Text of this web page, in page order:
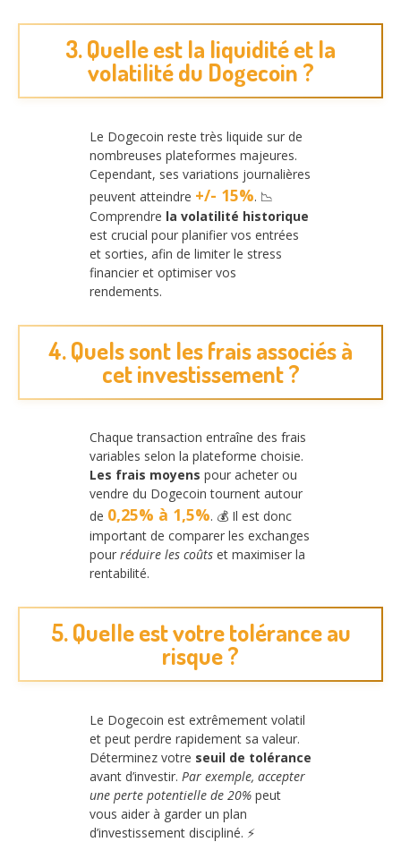
3. Quelle est la liquidité et la
volatilité du Dogecoin ?
Le Dogecoin reste très liquide sur de
nombreuses plateformes majeures.
Cependant, ses variations journalières
peuvent atteindre +/- 15%. 📉
Comprendre la volatilité historique
est crucial pour planifier vos entrées
et sorties, afin de limiter le stress
financier et optimiser vos
rendements.
4. Quels sont les frais associés à
cet investissement ?
Chaque transaction entraîne des frais
variables selon la plateforme choisie.
Les frais moyens pour acheter ou
vendre du Dogecoin tournent autour
de 0,25% à 1,5%. 💰 Il est donc
important de comparer les exchanges
pour réduire les coûts et maximiser la
rentabilité.
5. Quelle est votre tolérance au
risque ?
Le Dogecoin est extrêmement volatil
et peut perdre rapidement sa valeur.
Déterminez votre seuil de tolérance
avant d’investir. Par exemple, accepter
une perte potentielle de 20% peut
vous aider à garder un plan
d’investissement discipliné. ⚡